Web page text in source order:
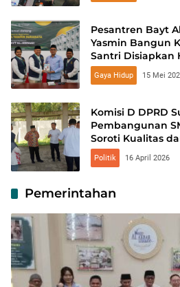
Pesantren Bayt
Yasmin Bangun
Santri Disiapkan
Gaya Hidup 15 Mei
Komisi D DPRD
Pembangunan
Soroti Kualitas
Politik 16 April 2026
Pemerintahan